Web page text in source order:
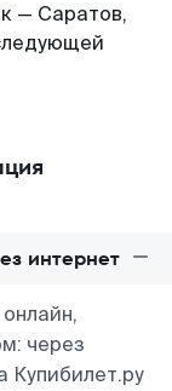
— Саратов,
интернет
через
Купибилет.ру